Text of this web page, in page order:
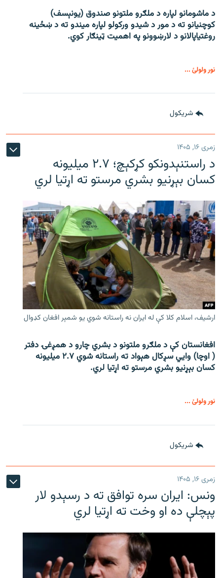
د ماشومانو لپاره د ملګرو ملتونو صندوق (یونېسف)
کوچنیانو ته د مور د شیدو ورکولو لپاره میندو ته د ښځینه
روغتیاپالانو د لارښوونو په اهمیت ټینګار کوي.
نور ولولئ ...
شريکول
زمری ۱۶, ۱۴۰۵
د راستنېدونکو کړکېچ؛ ۲.۷ میلیونه
کسان بېړنیو بشري مرستو ته اړتیا لري
ارشیف، اسلام کلا کې له ایران نه راستانه شوي یو شمېر افغان کډوال
افغانستان کې د ملګرو ملتونو د بشري چارو د همږغۍ دفتر
( اوچا) وايي سږکال هېواد ته راستانه شوي ۲.۷ میلیونه
کسان بېړنیو بشري مرستو ته اړتیا لري.
نور ولولئ ...
شريکول
زمری ۱۶, ۱۴۰۵
ونس: ایران سره توافق ته د رسېدو لار
پېچلې ده او وخت ته اړتیا لري